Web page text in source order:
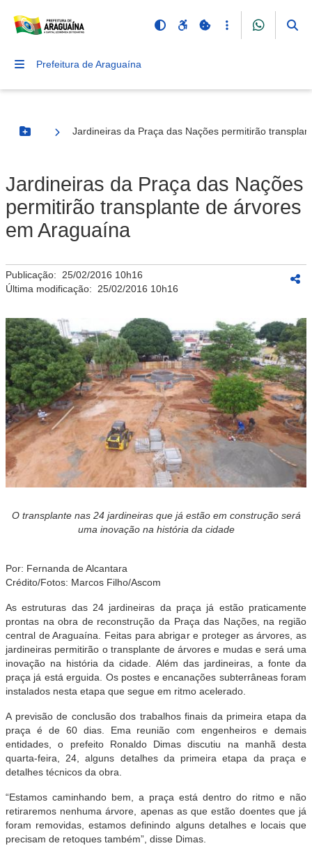
Prefeitura de Araguaína
Botão Menu
Jardineiras da Praça das Nações permitirão
Jardineiras da Praça das Nações
permitirão transplante de árvores
em Araguaína
Publicação: 25/02/2016 10h16
Última modificação: 25/02/2016 10h16
O transplante nas 24 jardineiras que já estão em construção será
uma inovação na história da cidade
Por: Fernanda de Alcantara
Crédito/Fotos: Marcos Filho/Ascom
As estruturas das 24 jardineiras da praça já estão praticamente
prontas na obra de reconstrução da Praça das Nações, na região
central de Araguaína. Feitas para abrigar e proteger as árvores, as
jardineiras permitirão o transplante de árvores e mudas e será uma
inovação na história da cidade. Além das jardineiras, a fonte da
praça já está erguida. Os postes e encanações subterrâneas foram
instalados nesta etapa que segue em ritmo acelerado.
A previsão de conclusão dos trabalhos finais da primeira etapa da
praça é de 60 dias. Ema reunião com engenheiros e demais
entidades, o prefeito Ronaldo Dimas discutiu na manhã desta
quarta-feira, 24, alguns detalhes da primeira etapa da praça e
detalhes técnicos da obra.
“Estamos caminhando bem, a praça está dentro do ritmo e não
retiraremos nenhuma árvore, apenas as que estão doentes que já
foram removidas, estamos definindo alguns detalhes e locais que
precisam de retoques também”, disse Dimas.